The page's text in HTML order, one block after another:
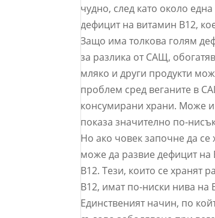
чудно, след като около
дефицит на витамин B12,
Защо има толкова голям
за разлика от САЩ,
мляко и други продукти
проблем сред веганите в
консумирани храни. Може и
показа значително по-
Но ако човек започне да се
може да развие дефицит на
B12. Тези, които се хранят
B12, имат по-ниски нива на
Единственият начин, по